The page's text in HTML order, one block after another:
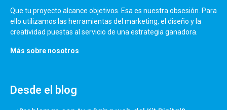
Que tu proyecto alcance objetivos. Esa es nuestra obsesión. Para
ello utilizamos las herramientas del marketing, el diseño y la
creatividad puestas al servicio de una estrategia ganadora.
Más sobre nosotros
Desde el blog